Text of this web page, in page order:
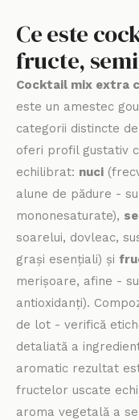
Ce este
fructe,
Cocktail mix extra
este un amestec
categorii distincte
oferi profil gustativ
echilibrat: nuci
alune de pădure -
mononesaturate),
soarelui, dovleac,
grași esențiali) și
merișoare, afine -
antioxidanți).
de lot - verifică
detaliată a
aromatic rezultat
fructelor uscate
aroma vegetală a